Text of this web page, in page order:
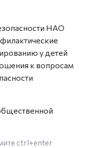
НАО
у детей
к вопросам
ctrl+enter